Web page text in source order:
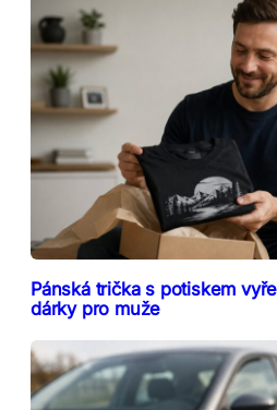
Pánská trička s potiskem
dárky pro muže